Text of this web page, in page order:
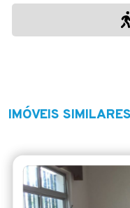
IMÓVEIS SIMILARES